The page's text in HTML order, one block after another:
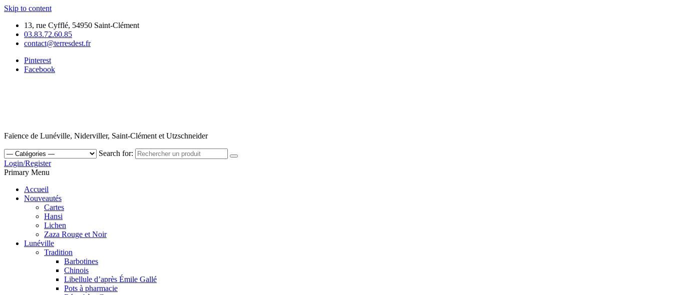
Skip to content
13, rue Cyfflé, 54950 Saint-Clément
03.83.72.60.85
contact@terresdest.fr
Pinterest
Facebook
Faïence de Lunéville, Niderviller, Saint-Clément et Utzschneider
Search for:
Login/Register
Primary Menu
Accueil
Nouveautés
Cartes
Hansi
Lichen
Zaza Rouge et Noir
Lunéville
Tradition
Barbotines
Chinois
Libellule d’après Émile Gallé
Pots à pharmacie